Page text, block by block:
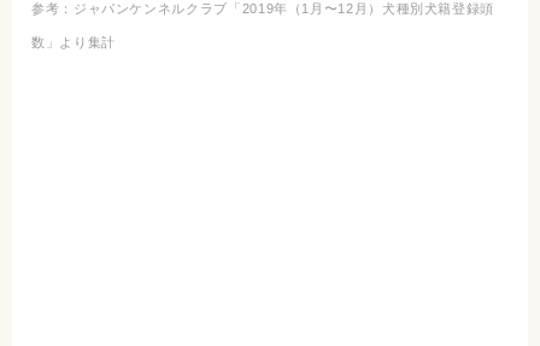
参考：ジャパンケンネルクラブ「2019年（1月〜12月）犬種別犬籍登録頭
数 」より集計